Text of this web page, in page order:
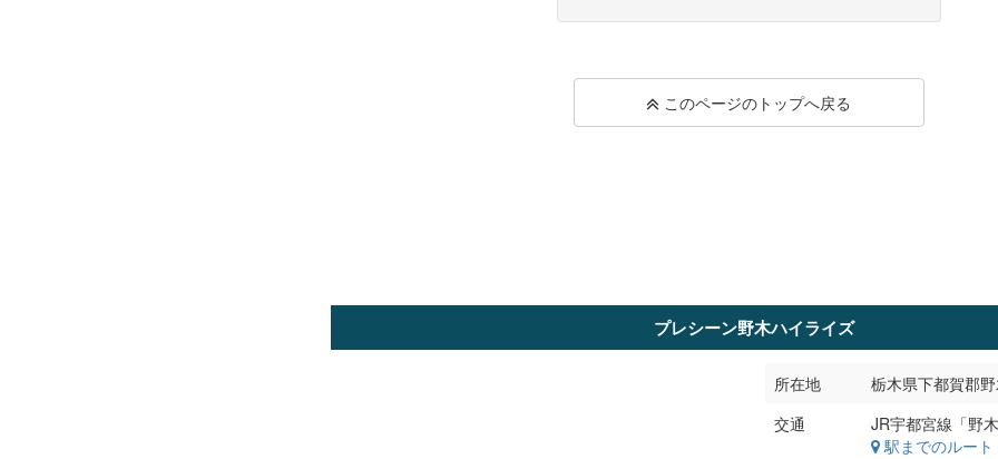
このページのトップへ戻る
プレシーン野木ハイライズ
所在地
栃木県下都賀郡
交通
駅までのルート